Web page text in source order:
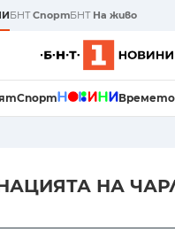
БНТСпортБНТ На живо
Спорт Времето
НА